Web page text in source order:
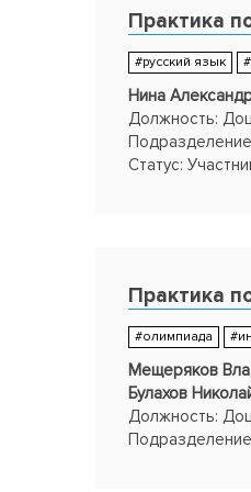
олимпиадам"
Презентация
Связаться с
Захаровна
Практика
#русский язык
Нина
Должность:
Статус:
Практика
#олимпиада
Мещеряков
Булахов
Должность: